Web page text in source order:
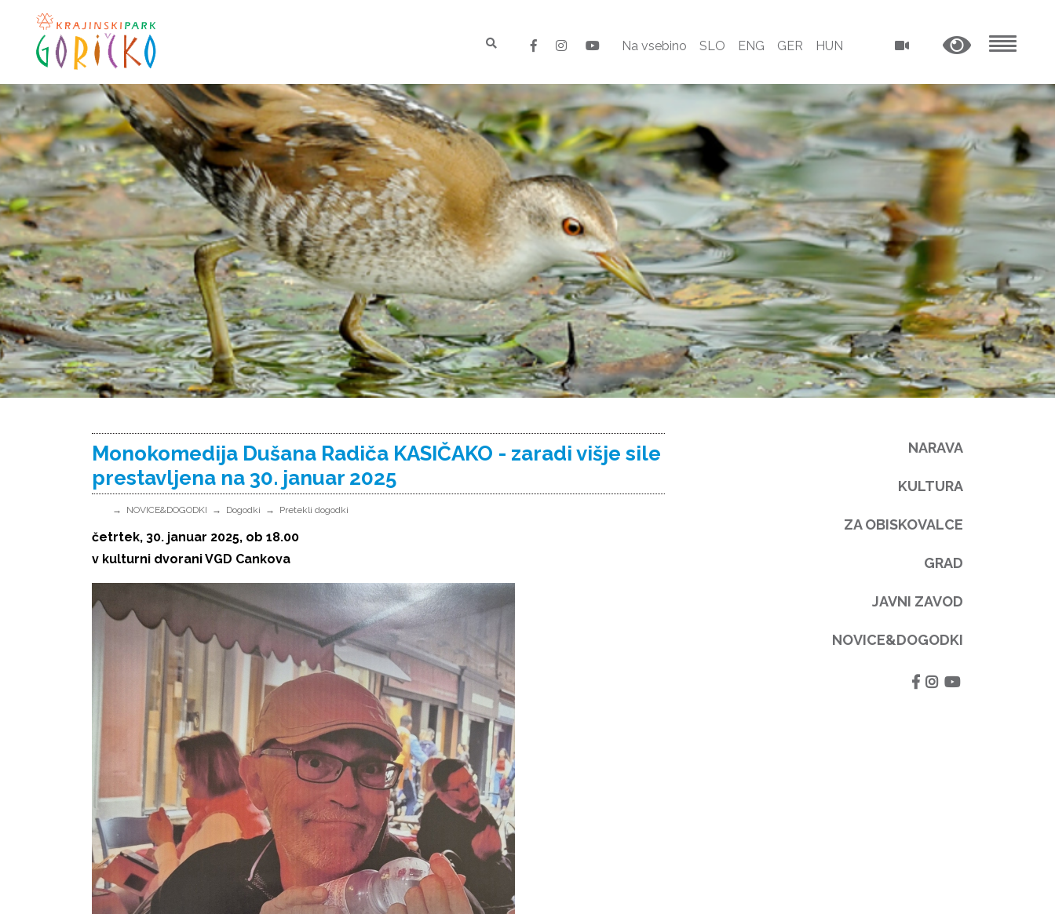
Na vsebino SLO ENG GER HUN
Monokomedija Dušana Radiča KASIČAKO - zaradi višje sile
prestavljena na 30. januar 2025
NOVICE&DOGODKI Dogodki Pretekli dogodki
četrtek, 30. januar 2025, ob 18.00
v kulturni dvorani VGD Cankova
NARAVA
KULTURA
ZA OBISKOVALCE
GRAD
JAVNI ZAVOD
NOVICE&DOGODKI